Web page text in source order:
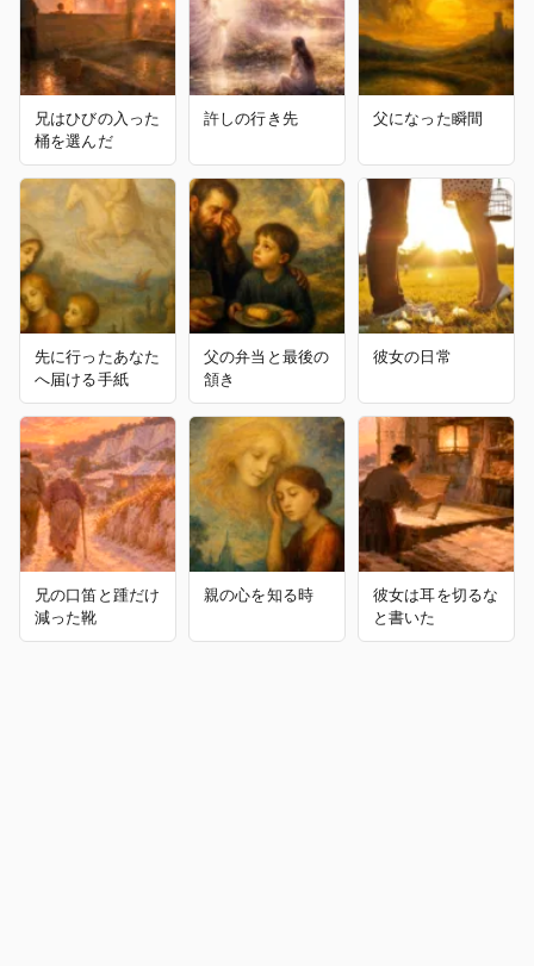
兄はひびの入った
桶を選んだ
許しの行き先 父になった瞬間
先に行ったあなた
へ届ける手紙
父の弁当と最後の
頷き
彼女の日常
兄の口笛と踵だけ
減った靴
親の心を知る時
彼女は耳を切るな
と書いた